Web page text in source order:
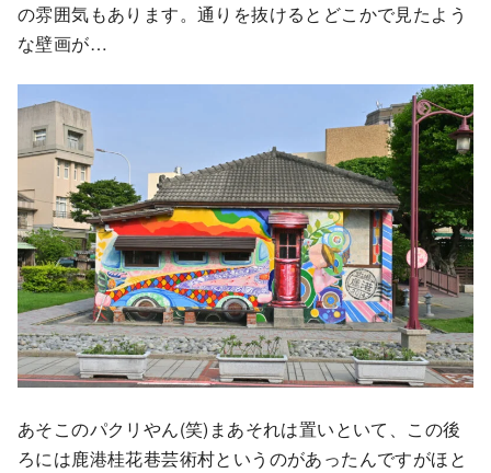
の雰囲気もあります。通りを抜けるとどこかで見たよう
な壁画が…
あそこのパクリやん(笑)まあそれは置いといて、この後
ろには鹿港桂花巷芸術村というのがあったんですがほと